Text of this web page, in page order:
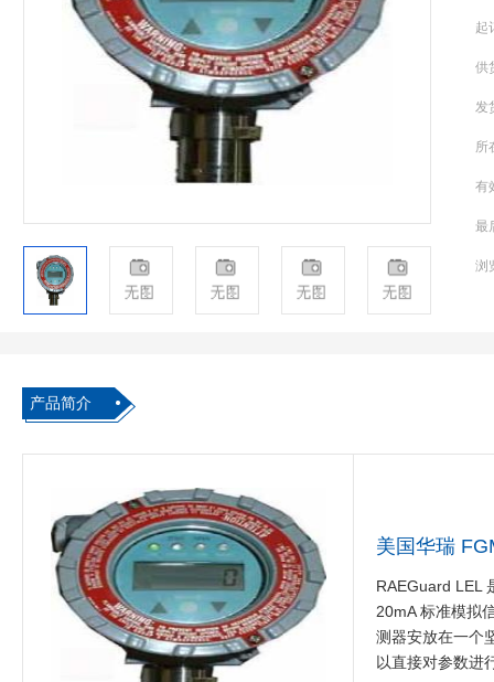
起
供
发
所
有
最
浏
产品简介
美国华瑞
RAEGuard LEL
20mA 标准模拟
测器安放在一个
以直接对参数进